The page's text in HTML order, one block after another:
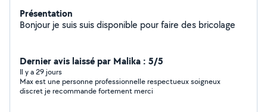
Présentation
Bonjour je suis suis disponible pour faire des bricolage
Dernier avis laissé par Malika : 5/5
Il y a 29 jours
Max est une personne professionnelle respectueux soigneux
discret je recommande fortement merci